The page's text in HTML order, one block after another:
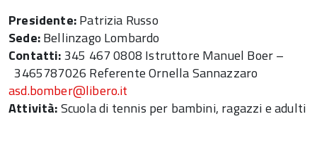
Presidente:Patrizia Russo
Sede:Bellinzago Lombardo
Contatti:345 467 0808 Istruttore Manuel Boer –
3465787026 Referente Ornella Sannazzaro
asd.bomber@libero.it
Attività:Scuola di tennis per bambini, ragazzi e adulti